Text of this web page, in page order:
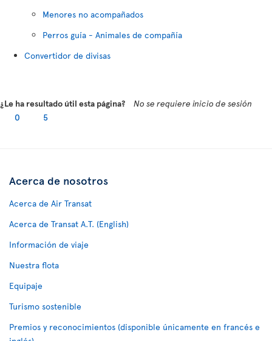
Menores no acompañados
Perros guía - Animales de compañía
Convertidor de divisas
¿Le ha resultado útil esta página?
No se requiere inicio de sesión
0
5
Acerca de nosotros
Acerca de Air Transat
Acerca de Transat A.T. (English)
Información de viaje
Nuestra flota
Equipaje
Turismo sostenible
Premios y reconocimientos (disponible únicamente en francés e